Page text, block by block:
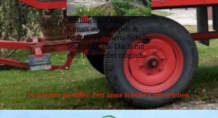
Ausflug zur Cranger
Kirmes mit Kumpels &
Kalinen vom Berta-Schulz
Senioren Café. Dat is mit
Potti barrierefrei möglich
So kannze ne töffte Zeit anne frische Luft erleben